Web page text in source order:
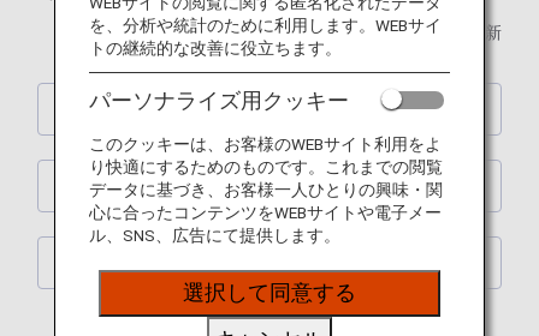
2026年6月16日 更新
1.日本国内線運賃の紹介
2.主な日本国内線運賃のルール
を、分析や統計のために利用します。WEBサイ
トの継続的な改善に役立ちます。
パーソナライズ用クッキー
このクッキーは、お客様のWEBサイト利用をよ
り快適にするためのものです。これまでの閲覧
データに基づき、お客様一人ひとりの興味・関
心に合ったコンテンツをWEBサイトや電子メー
ル、SNS、広告にて提供します。
選択して同意する